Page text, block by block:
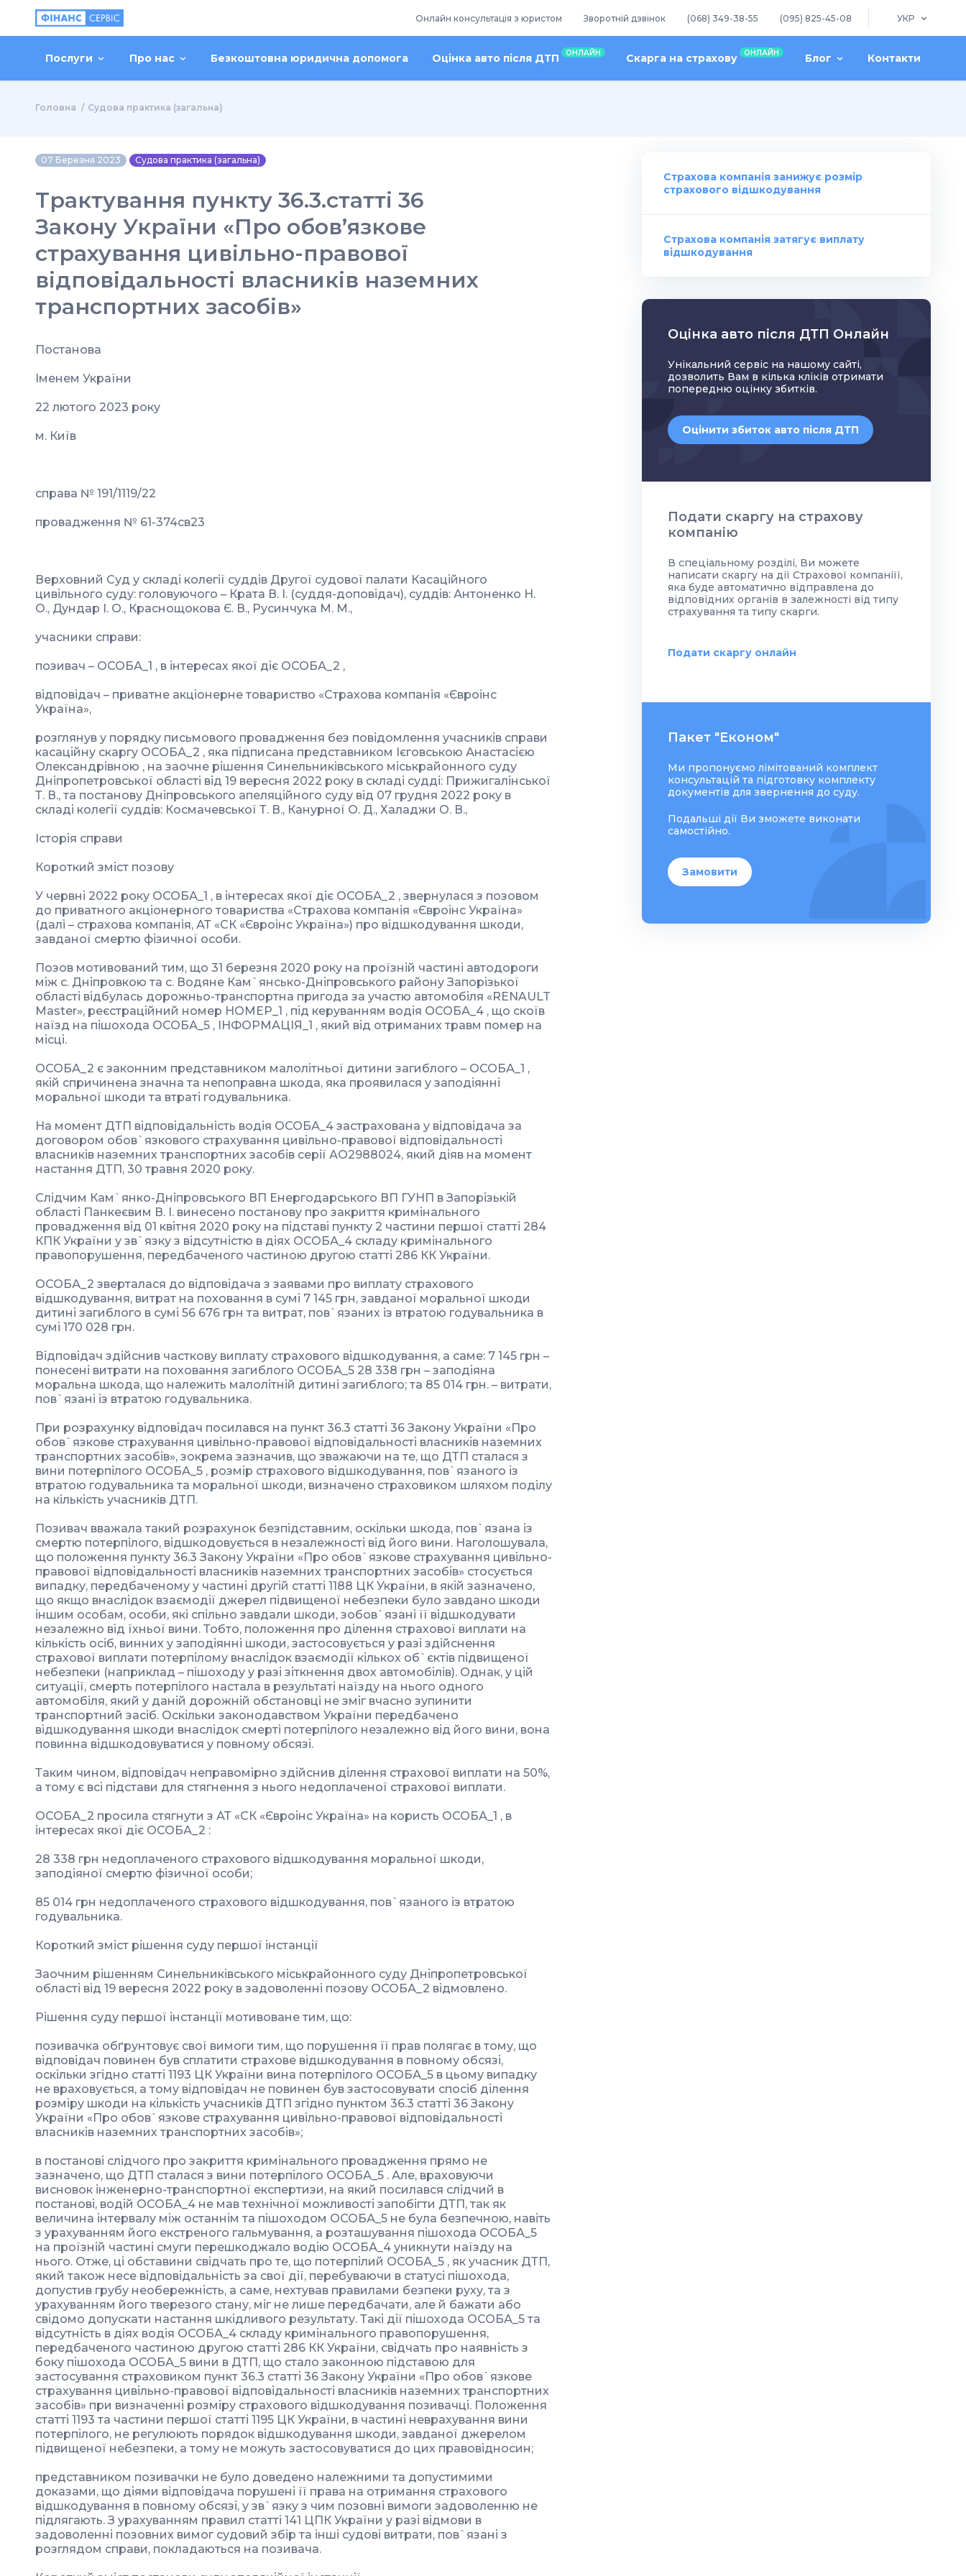
Онлайн консультація з юристом Зворотній дзвінок (068) 349-38-55 (095) 825-45-08 УКР
Послуги Про нас Безкоштовна юридична допомога Оцінка авто після ДТП ОНЛАЙН Скарга на страхову ОНЛАЙН Блог Контакти
Головна Судова практика (загальна)
07 Березня 2023 Судова практика (загальна)
Трактування пункту 36.3.статті 36
Закону України «Про обов’язкове
страхування цивільно-правової
відповідальності власників наземних
транспортних засобів»
Постанова
Іменем України
22 лютого 2023 року
м. Київ
справа № 191/1119/22
провадження № 61-374св23
Верховний Суд у складі колегії суддів Другої судової палати Касаційного
цивільного суду: головуючого – Крата В. І. (суддя-доповідач), суддів: Антоненко Н.
О., Дундар І. О., Краснощокова Є. В., Русинчука М. М.,
учасники справи:
позивач – ОСОБА_1 , в інтересах якої діє ОСОБА_2 ,
відповідач – приватне акціонерне товариство «Страхова компанія «Євроінс
Україна»,
розглянув у порядку письмового провадження без повідомлення учасників справи
касаційну скаргу ОСОБА_2 , яка підписана представником Ієговською Анастасією
Олександрівною , на заочне рішення Синельниківського міськрайонного суду
Дніпропетровської області від 19 вересня 2022 року в складі судді: Прижигалінської
Т. В., та постанову Дніпровського апеляційного суду від 07 грудня 2022 року в
складі колегії суддів: Космачевської Т. В., Канурної О. Д., Халаджи О. В.,
Історія справи
Короткий зміст позову
У червні 2022 року ОСОБА_1 , в інтересах якої діє ОСОБА_2 , звернулася з позовом
до приватного акціонерного товариства «Страхова компанія «Євроінс Україна»
(далі – страхова компанія, АТ «СК «Євроінс Україна») про відшкодування шкоди,
завданої смертю фізичної особи.
Позов мотивований тим, що 31 березня 2020 року на проїзній частині автодороги
між с. Дніпровкою та с. Водяне Кам`янсько-Дніпровського району Запорізької
області відбулась дорожньо-транспортна пригода за участю автомобіля «RENAULT
Master», реєстраційний номер НОМЕР_1 , під керуванням водія ОСОБА_4 , що скоїв
наїзд на пішохода ОСОБА_5 , ІНФОРМАЦІЯ_1 , який від отриманих травм помер на
місці.
ОСОБА_2 є законним представником малолітньої дитини загиблого – ОСОБА_1 ,
якій спричинена значна та непоправна шкода, яка проявилася у заподіянні
моральної шкоди та втраті годувальника.
На момент ДТП відповідальність водія ОСОБА_4 застрахована у відповідача за
договором обов`язкового страхування цивільно-правової відповідальності
власників наземних транспортних засобів серії АО2988024, який діяв на момент
настання ДТП, 30 травня 2020 року.
Слідчим Кам`янко-Дніпровського ВП Енергодарського ВП ГУНП в Запорізькій
області Панкеєвим В. І. винесено постанову про закриття кримінального
провадження від 01 квітня 2020 року на підставі пункту 2 частини першої статті 284
КПК України у зв`язку з відсутністю в діях ОСОБА_4 складу кримінального
правопорушення, передбаченого частиною другою статті 286 КК України.
ОСОБА_2 зверталася до відповідача з заявами про виплату страхового
відшкодування, витрат на поховання в сумі 7 145 грн, завданої моральної шкоди
дитині загиблого в сумі 56 676 грн та витрат, пов`язаних із втратою годувальника в
сумі 170 028 грн.
Відповідач здійснив часткову виплату страхового відшкодування, а саме: 7 145 грн –
понесені витрати на поховання загиблого ОСОБА_5 28 338 грн – заподіяна
моральна шкода, що належить малолітній дитині загиблого; та 85 014 грн. – витрати,
пов`язані із втратою годувальника.
При розрахунку відповідач посилався на пункт 36.3 статті 36 Закону України «Про
обов`язкове страхування цивільно-правової відповідальності власників наземних
транспортних засобів», зокрема зазначив, що зважаючи на те, що ДТП сталася з
вини потерпілого ОСОБА_5 , розмір страхового відшкодування, пов`язаного із
втратою годувальника та моральної шкоди, визначено страховиком шляхом поділу
на кількість учасників ДТП.
Позивач вважала такий розрахунок безпідставним, оскільки шкода, пов`язана із
смертю потерпілого, відшкодовується в незалежності від його вини. Наголошувала,
що положення пункту 36.3 Закону України «Про обов`язкове страхування цивільно-
правової відповідальності власників наземних транспортних засобів» стосується
випадку, передбаченому у частині другій статті 1188 ЦК України, в якій зазначено,
що якщо внаслідок взаємодії джерел підвищеної небезпеки було завдано шкоди
іншим особам, особи, які спільно завдали шкоди, зобов`язані її відшкодувати
незалежно від їхньої вини. Тобто, положення про ділення страхової виплати на
кількість осіб, винних у заподіянні шкоди, застосовується у разі здійснення
страхової виплати потерпілому внаслідок взаємодії кількох об`єктів підвищеної
небезпеки (наприклад – пішоходу у разі зіткнення двох автомобілів). Однак, у цій
ситуації, смерть потерпілого настала в результаті наїзду на нього одного
автомобіля, який у даній дорожній обстановці не зміг вчасно зупинити
транспортний засіб. Оскільки законодавством України передбачено
відшкодування шкоди внаслідок смерті потерпілого незалежно від його вини, вона
повинна відшкодовуватися у повному обсязі.
Таким чином, відповідач неправомірно здійснив ділення страхової виплати на 50%,
а тому є всі підстави для стягнення з нього недоплаченої страхової виплати.
ОСОБА_2 просила стягнути з АТ «СК «Євроінс Україна» на користь ОСОБА_1 , в
інтересах якої діє ОСОБА_2 :
28 338 грн недоплаченого страхового відшкодування моральної шкоди,
заподіяної смертю фізичної особи;
85 014 грн недоплаченого страхового відшкодування, пов`язаного із втратою
годувальника.
Короткий зміст рішення суду першої інстанції
Заочним рішенням Синельниківського міськрайонного суду Дніпропетровської
області від 19 вересня 2022 року в задоволенні позову ОСОБА_2 відмовлено.
Рішення суду першої інстанції мотивоване тим, що:
позивачка обґрунтовує свої вимоги тим, що порушення її прав полягає в тому, що
відповідач повинен був сплатити страхове відшкодування в повному обсязі,
оскільки згідно статті 1193 ЦК України вина потерпілого ОСОБА_5 в цьому випадку
не враховується, а тому відповідач не повинен був застосовувати спосіб ділення
розміру шкоди на кількість учасників ДТП згідно пунктом 36.3 статті 36 Закону
України «Про обов`язкове страхування цивільно-правової відповідальності
власників наземних транспортних засобів»;
в постанові слідчого про закриття кримінального провадження прямо не
зазначено, що ДТП сталася з вини потерпілого ОСОБА_5 . Але, враховуючи
висновок інженерно-транспортної експертизи, на який посилався слідчий в
постанові, водій ОСОБА_4 не мав технічної можливості запобігти ДТП, так як
величина інтервалу між останнім та пішоходом ОСОБА_5 не була безпечною, навіть
з урахуванням його екстреного гальмування, а розташування пішохода ОСОБА_5
на проїзній частині смуги перешкоджало водію ОСОБА_4 уникнути наїзду на
нього. Отже, ці обставини свідчать про те, що потерпілий ОСОБА_5 , як учасник ДТП,
який також несе відповідальність за свої дії, перебуваючи в статусі пішохода,
допустив грубу необережність, а саме, нехтував правилами безпеки руху, та з
урахуванням його тверезого стану, міг не лише передбачати, але й бажати або
свідомо допускати настання шкідливого результату. Такі дії пішохода ОСОБА_5 та
відсутність в діях водія ОСОБА_4 складу кримінального правопорушення,
передбаченого частиною другою статті 286 КК України, свідчать про наявність з
боку пішохода ОСОБА_5 вини в ДТП, що стало законною підставою для
застосування страховиком пункт 36.3 статті 36 Закону України «Про обов`язкове
страхування цивільно-правової відповідальності власників наземних транспортних
засобів» при визначенні розміру страхового відшкодування позивачці. Положення
статті 1193 та частини першої статті 1195 ЦК України, в частині неврахування вини
потерпілого, не регулюють порядок відшкодування шкоди, завданої джерелом
підвищеної небезпеки, а тому не можуть застосовуватися до цих правовідносин;
представником позивачки не було доведено належними та допустимими
доказами, що діями відповідача порушені її права на отримання страхового
відшкодування в повному обсязі, у зв`язку з чим позовні вимоги задоволенню не
підлягають. З урахуванням правил статті 141 ЦПК України у разі відмови в
задоволенні позовних вимог судовий збір та інші судові витрати, пов`язані з
розглядом справи, покладаються на позивача.
Страхова компанія занижує розмір
страхового відшкодування
Страхова компанія затягує виплату
відшкодування
Оцінка авто після ДТП Онлайн
Унікальний сервіс на нашому сайті,
дозволить Вам в кілька кліків отримати
попередню оцінку збитків.
Оцінити збиток авто після ДТП
Подати скаргу на страхову
компанію
В спеціальному розділі, Ви можете
написати скаргу на дії Страхової компаніїї,
яка буде автоматично відправлена до
відповідних органів в залежності від типу
страхування та типу скарги.
Подати скаргу онлайн
Пакет "Економ"
Ми пропонуємо лімітований комплект
консультацій та підготовку комплекту
документів для звернення до суду.
Подальші дії Ви зможете виконати
самостійно.
Замовити